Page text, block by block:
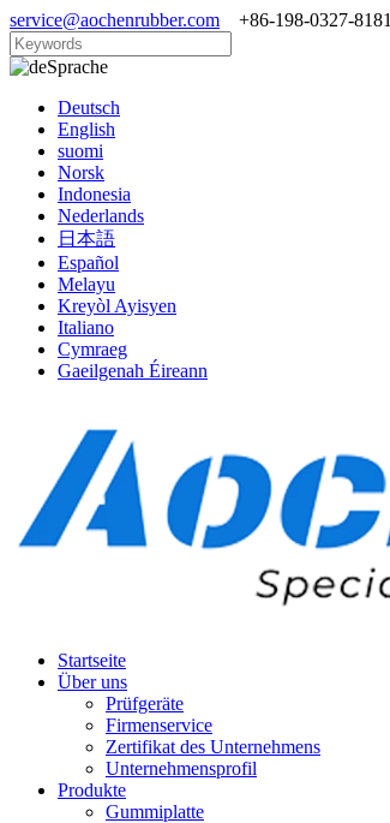
service@aochenrubber.com +86-198-0327-8181
Sprache
Deutsch
English
suomi
Norsk
Indonesia
Nederlands
日本語
Español
Melayu
Kreyòl Ayisyen
Italiano
Cymraeg
Gaeilgenah Éireann
Startseite
Über uns
Prüfgeräte
Firmenservice
Zertifikat des Unternehmens
Unternehmensprofil
Produkte
Gummiplatte